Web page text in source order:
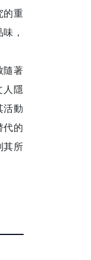
的重
，
隨著
人隱
活動
代的
其所